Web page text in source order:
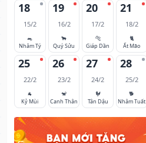
18
15/2
🐀
Nhâm Tý
19
16/2
🐂
Quý Sửu
20
17/2
🐅
Giáp Dần
21
18/2
🐈
Ất Mão
25
22/2
🐐
Kỷ Mùi
26
23/2
🐒
Canh Thân
27
24/2
🐓
Tân Dậu
28
25/2
🐕
Nhâm Tuất